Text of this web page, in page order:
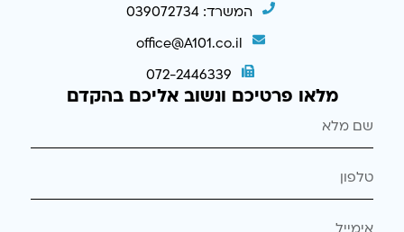
המשרד: 039072734
office@A101.co.il
072-2446339
מלאו פרטיכם ונשוב אליכם בהקדם